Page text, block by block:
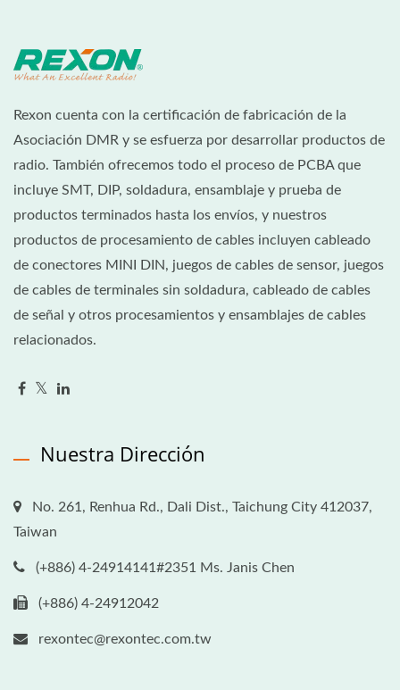
Rexon cuenta con la certificación de fabricación de la
Asociación DMR y se esfuerza por desarrollar productos de
radio. También ofrecemos todo el proceso de PCBA que
incluye SMT, DIP, soldadura, ensamblaje y prueba de
productos terminados hasta los envíos, y nuestros
productos de procesamiento de cables incluyen cableado
de conectores MINI DIN, juegos de cables de sensor, juegos
de cables de terminales sin soldadura, cableado de cables
de señal y otros procesamientos y ensamblajes de cables
relacionados.
Nuestra Dirección
No. 261, Renhua Rd., Dali Dist., Taichung City 412037,
Taiwan
(+886) 4-24914141#2351 Ms. Janis Chen
(+886) 4-24912042
rexontec@rexontec.com.tw